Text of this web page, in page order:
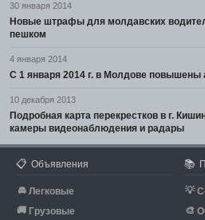
30 января 2014
Новые штрафы для молдавских
пешком
4 января 2014
С 1 января 2014 г. в Молдове
10 декабря 2013
Подробная карта перекрестков в г.
камеры видеонаблюдения и радары
📋 Объявления
🚘 Легковые
🚚 Грузовые
📚
💡
🎨